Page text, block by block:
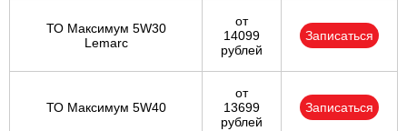
ТО Максимум 5W30
Lemarc
от
14099
рублей
Записаться
ТО Максимум 5W40
от
13699
рублей
Записаться